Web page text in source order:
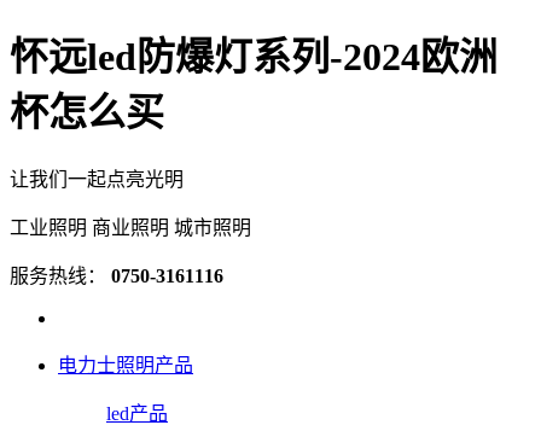
怀远led防爆灯系列-2024欧洲
杯怎么买
让我们一起点亮光明
工业照明 商业照明 城市照明
服务热线： 0750-3161116
电力士照明产品
led产品